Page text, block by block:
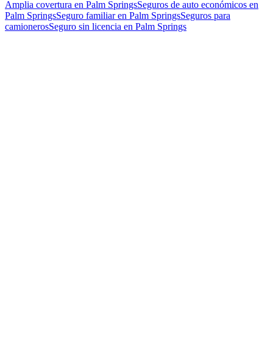
Amplia covertura en Palm SpringsSeguros de auto económicos en
Palm SpringsSeguro familiar en Palm SpringsSeguros para
camionerosSeguro sin licencia en Palm Springs